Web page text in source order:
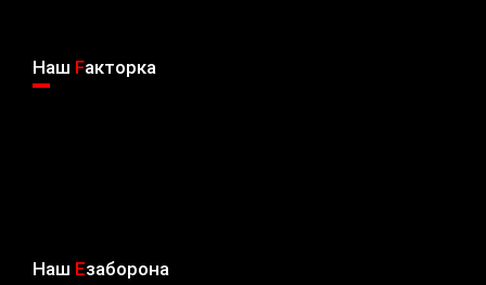
Наш Fакторка
Наш Eзаборона